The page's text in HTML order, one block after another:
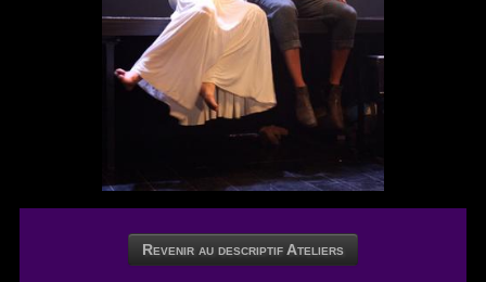
Revenir au descriptif Ateliers